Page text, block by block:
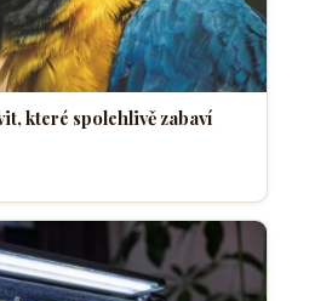
které spolehlivě zabaví